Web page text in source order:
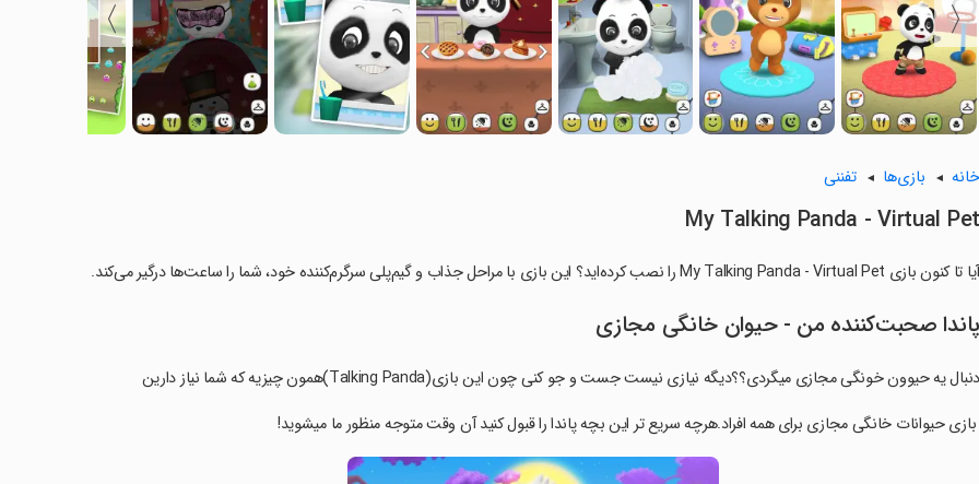
〈
〉
خانه بازی‌ها تفننی
My Talking Panda - Virtual Pet
آیا تا کنون بازی My Talking Panda - Virtual Pet را نصب کرده‌اید؟ این بازی با مراحل جذاب و گیم‌پلی سرگرم‌کننده خود، شما را ساعت‌ها درگیر می‌کند.
پاندا صحبت‌کننده من - حیوان خانگی مجازی
دنبال یه حیوون خونگی مجازی میگردی؟؟دیگه نیازی نیست جست و جو کنی چون این بازی(Talking Panda)همون چیزیه که شما نیاز دارین
‏ بازی حیوانات خانگی مجازی برای همه افراد.هرچه سریع تر این بچه پاندا را قبول کنید آن وقت متوجه منظور ما میشوید!